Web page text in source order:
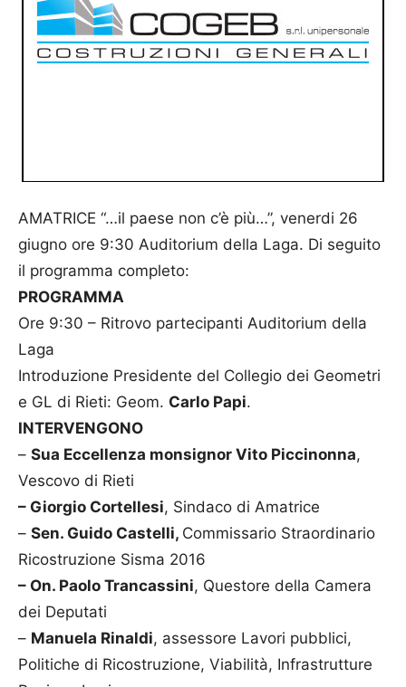
AMATRICE “…il paese non c’è più…”, venerdi 26
giugno ore 9:30 Auditorium della Laga. Di seguito
il programma completo:
PROGRAMMA
Ore 9:30 – Ritrovo partecipanti Auditorium della
Laga
Introduzione Presidente del Collegio dei Geometri
e GL di Rieti: Geom. Carlo Papi.
INTERVENGONO
– Sua Eccellenza monsignor Vito Piccinonna,
Vescovo di Rieti
– Giorgio Cortellesi, Sindaco di Amatrice
– Sen. Guido Castelli, Commissario Straordinario
Ricostruzione Sisma 2016
– On. Paolo Trancassini, Questore della Camera
dei Deputati
– Manuela Rinaldi, assessore Lavori pubblici,
Politiche di Ricostruzione, Viabilità, Infrastrutture